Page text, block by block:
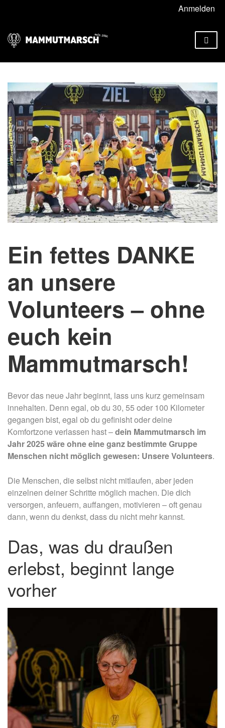
Anmelden
Ein fettes DANKE
an unsere
Volunteers – ohne
euch kein
Mammutmarsch!
Bevor das neue Jahr beginnt, lass uns kurz gemeinsam
innehalten. Denn egal, ob du 30, 55 oder 100 Kilometer
gegangen bist, egal ob du gefinisht oder deine
Komfortzone verlassen hast –dein Mammutmarsch im
Jahr 2025 wäre ohne eine ganz bestimmte Gruppe
Menschen nicht möglich gewesen: Unsere Volunteers.
Die Menschen, die selbst nicht mitlaufen, aber jeden
einzelnen deiner Schritte möglich machen. Die dich
versorgen, anfeuern, auffangen, motivieren – oft genau
dann, wenn du denkst, dass du nicht mehr kannst.
Das, was du draußen
erlebst, beginnt lange
vorher